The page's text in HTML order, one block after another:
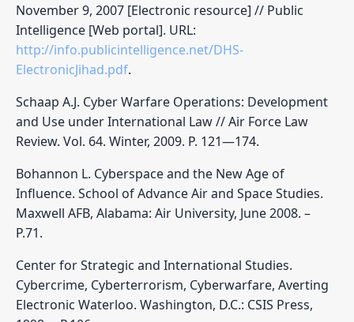
November 9, 2007 [Electronic resource] // Public
Intelligence [Web portal]. URL:
http://info.publicintelligence.net/DHS-
ElectronicJihad.pdf.
Schaap A.J. Cyber Warfare Operations: Development
and Use under International Law // Air Force Law
Review. Vol. 64. Winter, 2009. P. 121—174.
Bohannon L. Cyberspace and the New Age of
Influence. School of Advance Air and Space Studies.
Maxwell AFB, Alabama: Air University, June 2008. –
Р.71.
Center for Strategic and International Studies.
Cybercrime, Cyberterrorism, Cyberwarfare, Averting
Electronic Waterloo. Washington, D.C.: CSIS Press,